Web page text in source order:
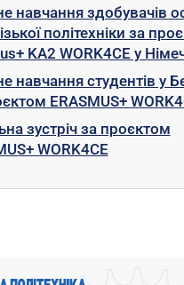
навчання здобувачів
політехніки за
KA2 WORK4CE у
навчання студентів у
ERASMUS+
зустріч за проєктом
WORK4CE